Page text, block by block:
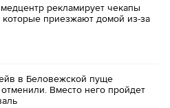
рекламирует чекапы
которые приезжают домой из-за
в Беловежской пуще
Вместо него пройдет